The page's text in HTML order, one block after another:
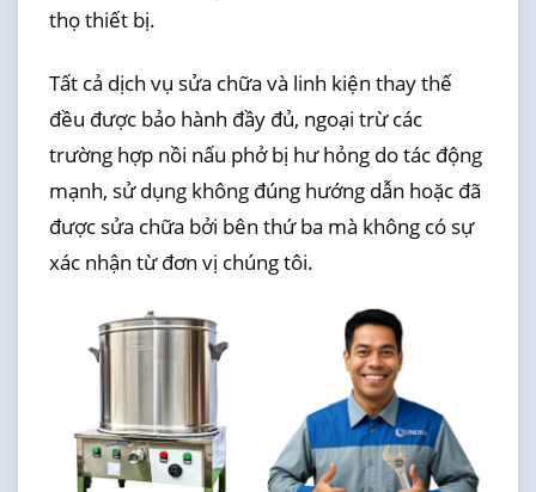
thọ thiết bị.
Tất cả dịch vụ sửa chữa và linh kiện thay thế
đều được bảo hành đầy đủ, ngoại trừ các
trường hợp nồi nấu phở bị hư hỏng do tác động
mạnh, sử dụng không đúng hướng dẫn hoặc đã
được sửa chữa bởi bên thứ ba mà không có sự
xác nhận từ đơn vị chúng tôi.